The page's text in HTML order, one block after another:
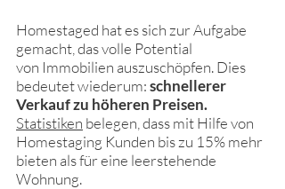
Homestaged hat es sich zur Aufgabe
gemacht, das volle Potential
von Immobilien auszuschöpfen. Dies
bedeutet wiederum:schnellerer
Verkauf zu höheren Preisen.
Statistiken belegen, dass mit Hilfe von
Homestaging Kunden bis zu 15% mehr
bieten als für eine leerstehende
Wohnung.